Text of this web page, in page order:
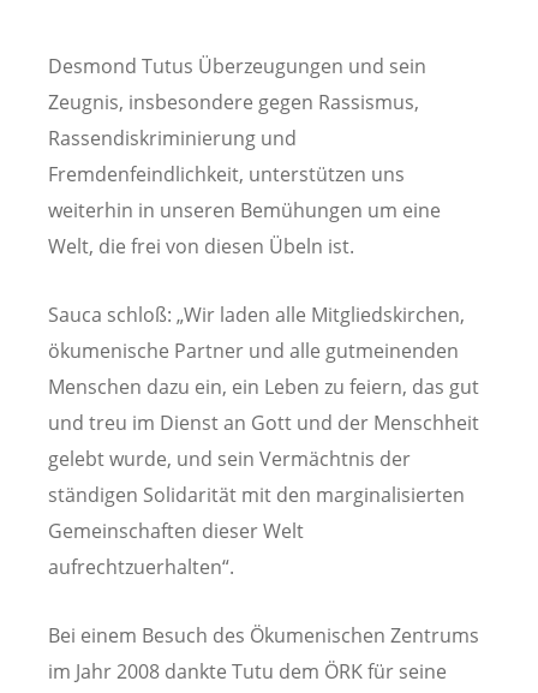
Desmond Tutus Überzeugungen und sein
Zeugnis, insbesondere gegen Rassismus,
Rassendiskriminierung und
Fremdenfeindlichkeit, unterstützen uns
weiterhin in unseren Bemühungen um eine
Welt, die frei von diesen Übeln ist.
Sauca schloß: „Wir laden alle Mitgliedskirchen,
ökumenische Partner und alle gutmeinenden
Menschen dazu ein, ein Leben zu feiern, das gut
und treu im Dienst an Gott und der Menschheit
gelebt wurde, und sein Vermächtnis der
ständigen Solidarität mit den marginalisierten
Gemeinschaften dieser Welt
aufrechtzuerhalten“.
Bei einem Besuch des Ökumenischen Zentrums
im Jahr 2008 dankte Tutu dem ÖRK für seine